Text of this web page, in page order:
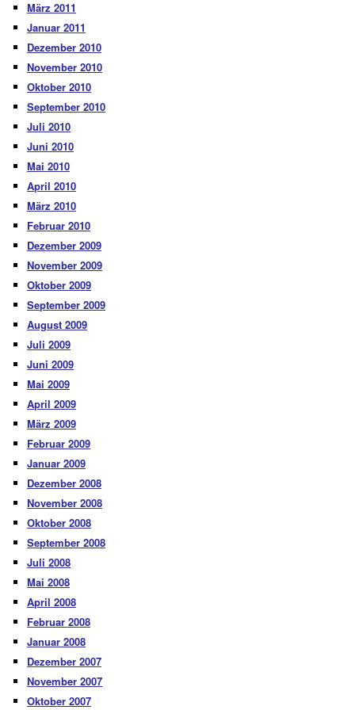
März 2011
Januar 2011
Dezember 2010
November 2010
Oktober 2010
September 2010
Juli 2010
Juni 2010
Mai 2010
April 2010
März 2010
Februar 2010
Dezember 2009
November 2009
Oktober 2009
September 2009
August 2009
Juli 2009
Juni 2009
Mai 2009
April 2009
März 2009
Februar 2009
Januar 2009
Dezember 2008
November 2008
Oktober 2008
September 2008
Juli 2008
Mai 2008
April 2008
Februar 2008
Januar 2008
Dezember 2007
November 2007
Oktober 2007